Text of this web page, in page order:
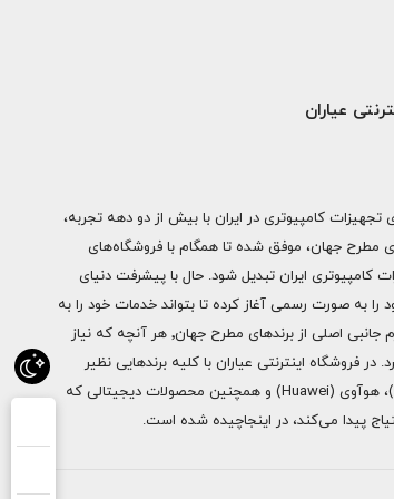
عیاران
کامپیوتری در ایران با بیش از دو دهه تجربه،
مطرح جهان، موفق شده تا همگام با فروشگاه‌های
کامپیوتری ایران تبدیل شود. حال با پیشرفت دنیای
عیاران از سال ۱۳۹۷ فعالیت خود را به صورت رسمی آغاز کرده تا بتواند خدمات خود را به
سراسر ایران ارائه دهد. از محصولات اپل و شیائومی و لوازم جانبی اصلی از برندهای مطرح جهان٬ هر آنچه که نیاز
فروشگاه اینترنتی عیاران با کلیه برندهایی نظیر
سامسونگ (Samsung)، اپل (Apple)، شیائومی (Xiaomi)، هوآوی (Huawei) و همچنین محصولات دیجیتالی که
پیدا می‌کند، در اینجاچیده شده است.